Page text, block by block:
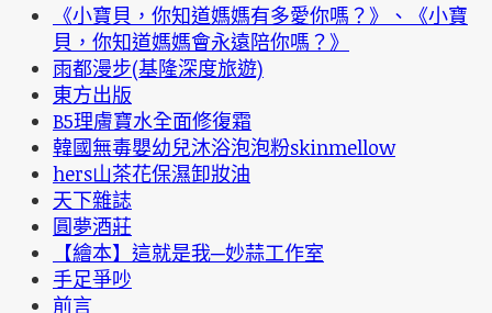
《小寶貝，你知道媽媽有多愛你嗎？》、《小寶
貝，你知道媽媽會永遠陪你嗎？》
雨都漫步(基隆深度旅遊)
東方出版
B5理膚寶水全面修復霜
韓國無毒嬰幼兒沐浴泡泡粉skinmellow
hers山茶花保濕卸妝油
天下雜誌
圓夢酒莊
【繪本】這就是我─妙蒜工作室
手足爭吵
前言